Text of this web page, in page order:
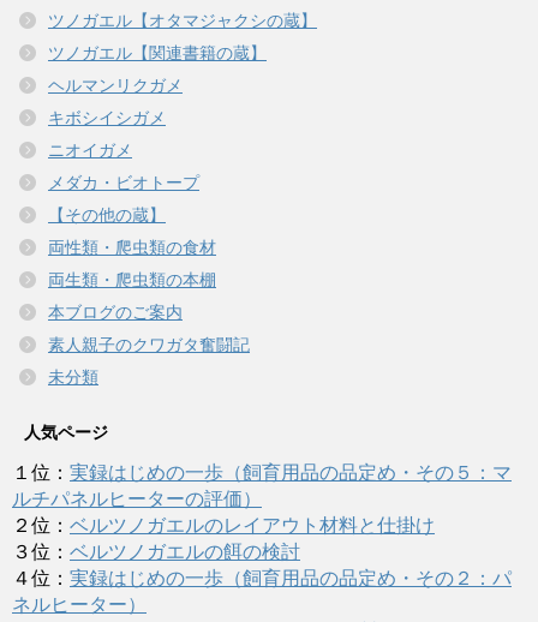
ツノガエル【オタマジャクシの蔵】
ツノガエル【関連書籍の蔵】
ヘルマンリクガメ
キボシイシガメ
ニオイガメ
メダカ・ビオトープ
【その他の蔵】
両性類・爬虫類の食材
両生類・爬虫類の本棚
本ブログのご案内
素人親子のクワガタ奮闘記
未分類
人気ページ
１位： 実録はじめの一歩（飼育用品の品定め・その５：マ
ルチパネルヒーターの評価）
２位： ベルツノガエルのレイアウト材料と仕掛け
３位： ベルツノガエルの餌の検討
４位： 実録はじめの一歩（飼育用品の品定め・その２：パ
ネルヒーター）